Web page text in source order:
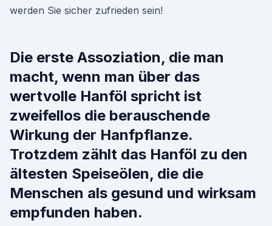
werden Sie sicher zufrieden sein!
Die erste Assoziation, die man
macht, wenn man über das
wertvolle Hanföl spricht ist
zweifellos die berauschende
Wirkung der Hanfpflanze.
Trotzdem zählt das Hanföl zu den
ältesten Speiseölen, die die
Menschen als gesund und wirksam
empfunden haben.